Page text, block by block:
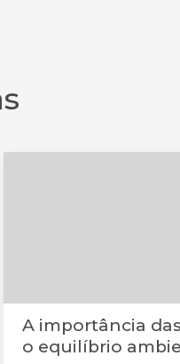
A importância
o equilíbrio